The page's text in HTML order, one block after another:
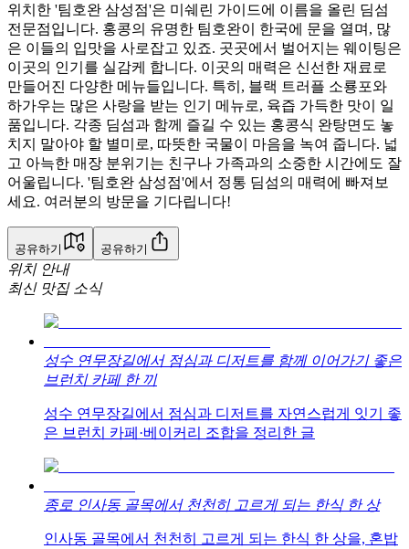
위치한 '팀호완 삼성점'은 미쉐린 가이드에 이름을 올린 딤섬
전문점입니다. 홍콩의 유명한 팀호완이 한국에 문을 열며, 많
은 이들의 입맛을 사로잡고 있죠. 곳곳에서 벌어지는 웨이팅은
이곳의 인기를 실감케 합니다. 이곳의 매력은 신선한 재료로
만들어진 다양한 메뉴들입니다. 특히, 블랙 트러플 소룡포와
하가우는 많은 사랑을 받는 인기 메뉴로, 육즙 가득한 맛이 일
품입니다. 각종 딤섬과 함께 즐길 수 있는 홍콩식 완탕면도 놓
치지 말아야 할 별미로, 따뜻한 국물이 마음을 녹여 줍니다. 넓
고 아늑한 매장 분위기는 친구나 가족과의 소중한 시간에도 잘
어울립니다. '팀호완 삼성점'에서 정통 딤섬의 매력에 빠져보
세요. 여러분의 방문을 기다립니다!
공유하기 공유하기
위치 안내
최신 맛집 소식
성수 연무장길에서 점심과 디저트를 함께 이어가기 좋은
브런치 카페 한 끼
성수 연무장길에서 점심과 디저트를 자연스럽게 잇기 좋
은 브런치 카페·베이커리 조합을 정리한 글
종로 인사동 골목에서 천천히 고르게 되는 한식 한 상
인사동 골목에서 천천히 고르게 되는 한식 한 상을, 혼밥